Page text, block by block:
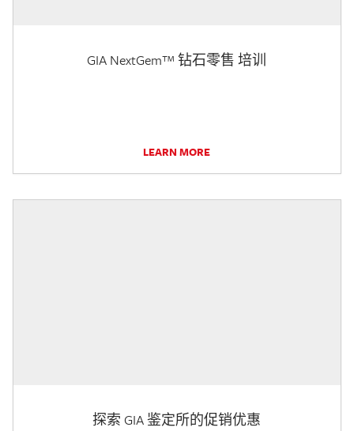
GIA NextGem™ 钻石零售 培训
LEARN MORE
探索 GIA 鉴定所的促销优惠